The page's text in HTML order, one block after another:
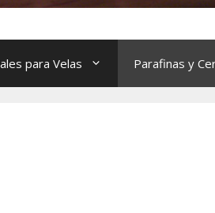
para Velas Parafinas y